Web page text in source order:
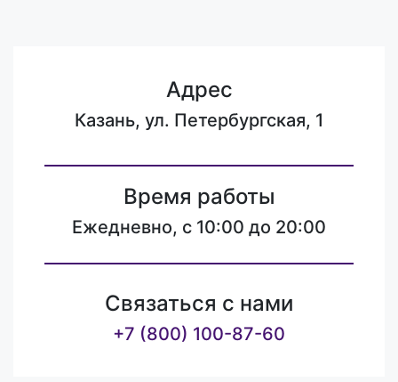
Адрес
Казань, ул. Петербургская, 1
Время работы
Ежедневно, с 10:00 до 20:00
Связаться с нами
+7 (800) 100-87-60